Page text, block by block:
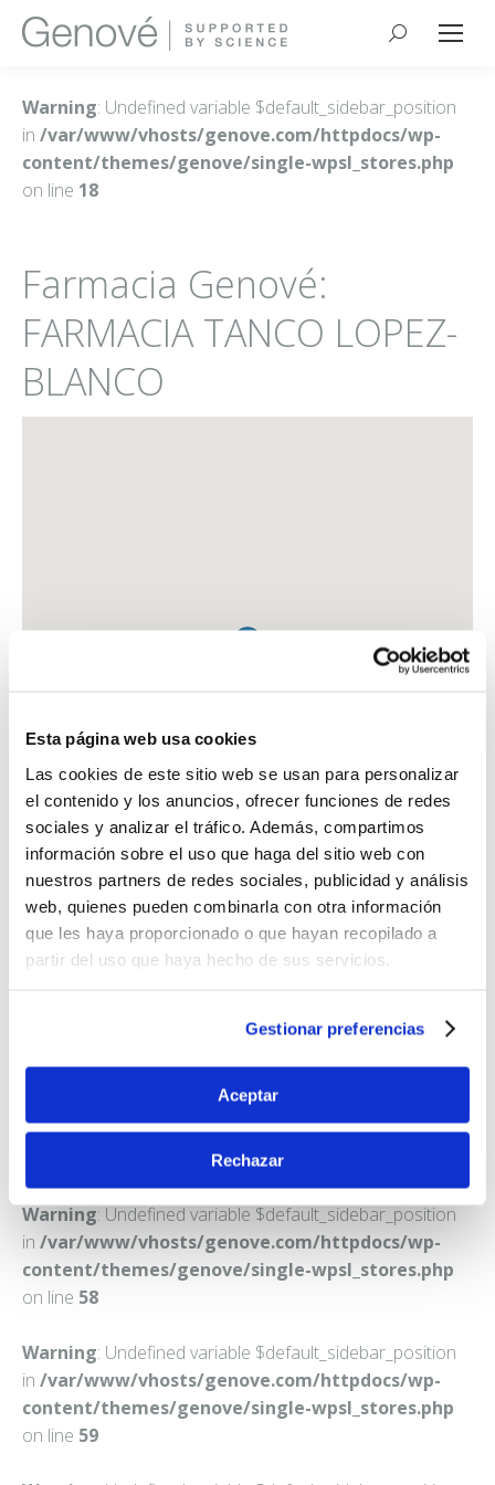
Esta página web usa cookies
Las cookies de este sitio web se usan para personalizar
el contenido y los anuncios, ofrecer funciones de redes
sociales y analizar el tráfico. Además, compartimos
información sobre el uso que haga del sitio web con
nuestros partners de redes sociales, publicidad y análisis
web, quienes pueden combinarla con otra información
que les haya proporcionado o que hayan recopilado a
partir del uso que haya hecho de sus servicios.
Gestionar preferencias
Aceptar
Rechazar
Buscar:
Warning: Undefined variable $default_sidebar_position
in /var/www/vhosts/genove.com/httpdocs/wp-
content/themes/genove/single-wpsl_stores.php
on line 18
Farmacia Genové:
FARMACIA TANCO LOPEZ-
BLANCO
FARMACIA TANCO LOPEZ-BLANCO
AV. REINO DE ARAGON, 3
Warning: Undefined variable $default_sidebar_position
in /var/www/vhosts/genove.com/httpdocs/wp-
content/themes/genove/single-wpsl_stores.php
on line 58
Warning: Undefined variable $default_sidebar_position
in /var/www/vhosts/genove.com/httpdocs/wp-
content/themes/genove/single-wpsl_stores.php
on line 59